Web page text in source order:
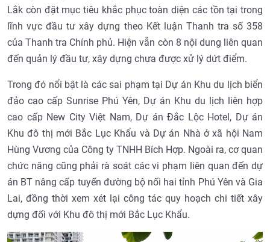
Lắk còn đặt mục tiêu khắc phục toàn diện các tồn tại trong
lĩnh vực đầu tư xây dựng theo Kết luận Thanh tra số 358
của Thanh tra Chính phủ. Hiện vẫn còn 8 nội dung liên quan
đến quản lý đầu tư, xây dựng chưa được xử lý dứt điểm.
Trong đó nổi bật là các sai phạm tại Dự án Khu du lịch biển
đảo cao cấp Sunrise Phú Yên, Dự án Khu du lịch liên hợp
cao cấp New City Việt Nam, Dự án Đắc Lộc Hotel, Dự án
Khu đô thị mới Bắc Lục Khẩu và Dự án Nhà ở xã hội Nam
Hùng Vương của Công ty TNHH Bích Hợp. Ngoài ra, cơ quan
chức năng cũng phải rà soát các vi phạm liên quan đến dự
án BT nâng cấp tuyến đường bộ nối hai tỉnh Phú Yên và Gia
Lai, đồng thời xem xét lại công tác quy hoạch chi tiết xây
dựng đối với Khu đô thị mới Bắc Lục Khẩu.